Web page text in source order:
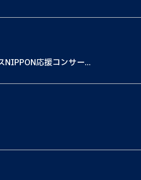
NIPPON応援コンサー...